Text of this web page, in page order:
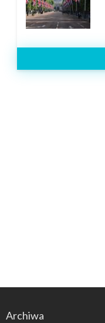
Archiwa